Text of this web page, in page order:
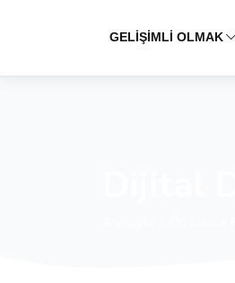
GELİŞİMLİ OLMAK